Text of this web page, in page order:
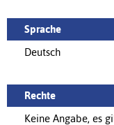
Sprache
Deutsch
Rechte
Keine Angabe, es